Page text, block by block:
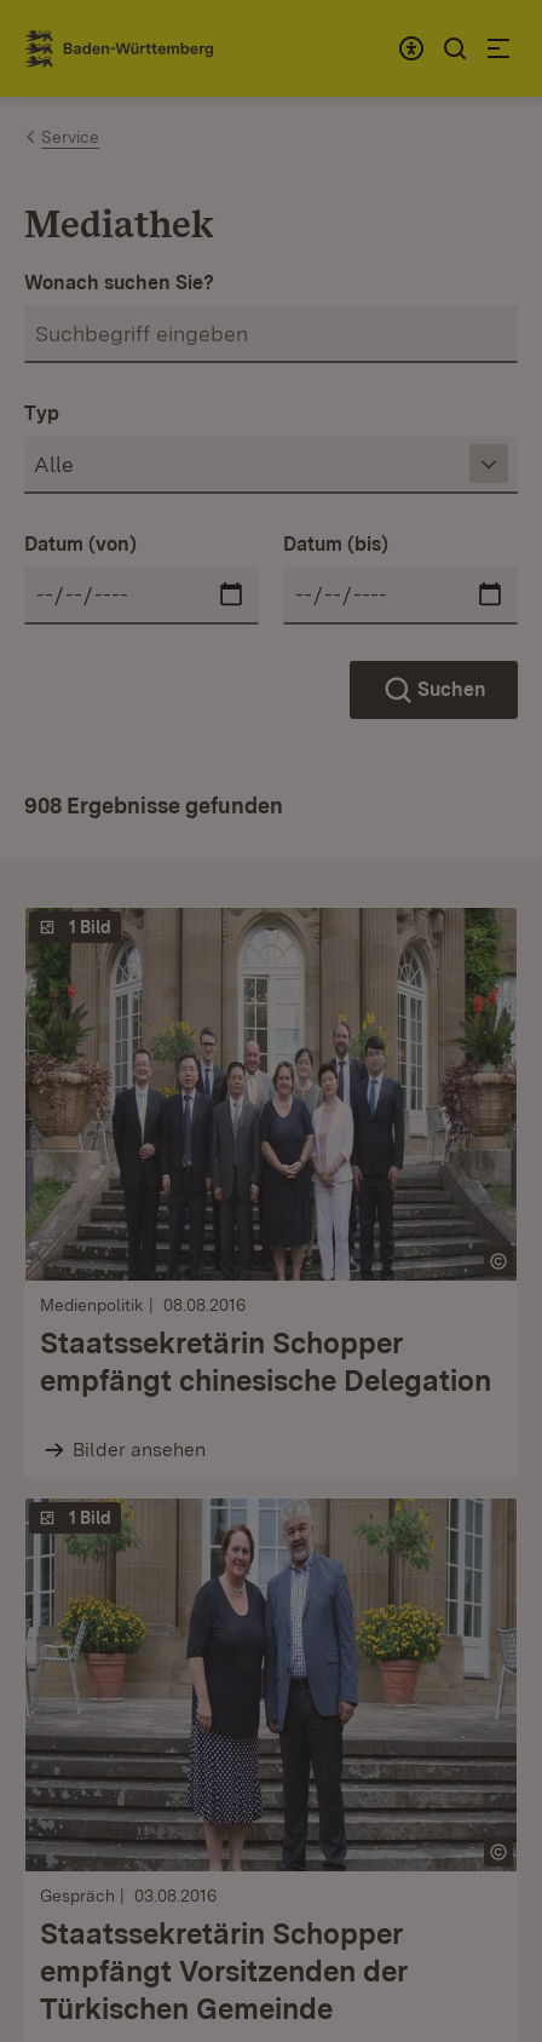
Zum Inhalt springen
Link zur Startseite
Service
Mediathek
Wonach suchen Sie?
Typ
Datum (von) Datum (bis)
Suchen
908 Ergebnisse gefunden
1 Bild
Medienpolitik 08.08.2016
Staatssekretärin Schopper
empfängt chinesische Delegation
Bilder ansehen
1 Bild
Gespräch 03.08.2016
Staatssekretärin Schopper
empfängt Vorsitzenden der
Türkischen Gemeinde